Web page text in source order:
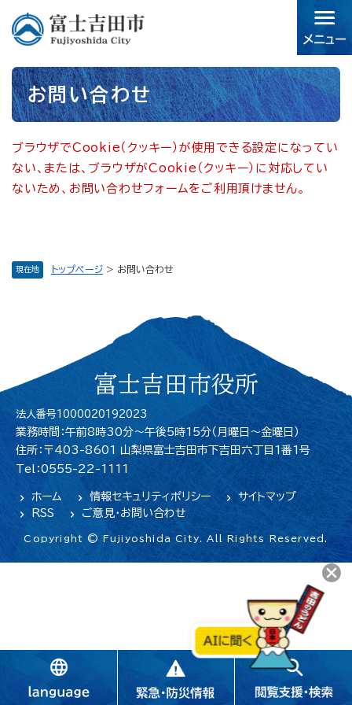
す。
現在地 トップページ > お問い合わせ
本
文 お問い合わせ
ブラウザでCookie（クッキー）が使用できる設定になってい
ない、または、ブラウザがCookie（クッキー）に対応してい
ないため、お問い合わせフォームをご利用頂けません。
富士吉田市役所
法人番号1000020192023
業務時間：午前8時30分～午後5時15分（月曜日〜金曜日）
住所：〒403-8601 山梨県富士吉田市下吉田六丁目1番1号
Tel：0555-22-1111
ホーム 情報セキュリティポリシー
サイトマップ
RSS
ご意見・お問い合わせ
Copyright © Fujiyoshida City. All Rights Reserved.